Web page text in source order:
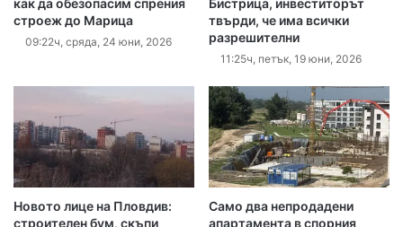
как да обезопасим спрения
строеж до Марица
09:22ч, сряда, 24 юни, 2026
Бистрица, инвеститорът
твърди, че има всички
разрешителни
11:25ч, петък, 19 юни, 2026
Новото лице на Пловдив:
строителен бум, скъпи
Само два непродадени
апартамента в спорния